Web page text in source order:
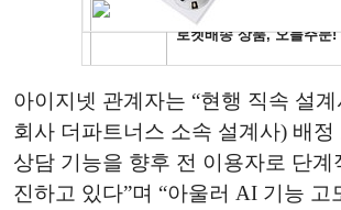
아이지넷 관계자는 “현행 직속 설
회사 더파트너스 소속 설계사) 배
상담 기능을 향후 전 이용자로 단계
진하고 있다”며 “아울러 AI 기능 고